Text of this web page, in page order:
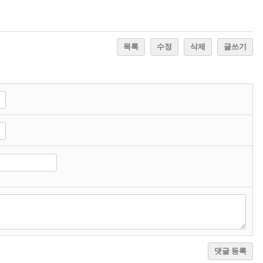
목록 수정 삭제 글쓰기
댓글 등록